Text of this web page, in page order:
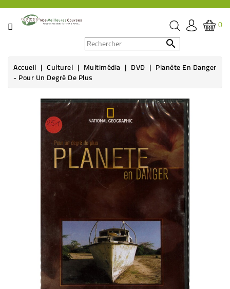
CATÉGORIE
ÉPICERIE
HYGIÈNE
CULTUREL
0

Accueil Culturel Multimédia DVD Planète En Danger
- Pour Un Degré De Plus